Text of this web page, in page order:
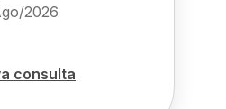
2026
consulta